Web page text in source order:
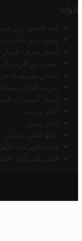
أدواتنا
أداة التحقق من
محول رقم الحساب
أسعار صرف الدينار
البحث عن الرمز
محاكي ضريبة
ضريبة الدخل
أسعار السيارات
أخبار تروفيت
أخبار تونس
رابط خلفي مجاني
قائمة الشركات
قائمة الشركات